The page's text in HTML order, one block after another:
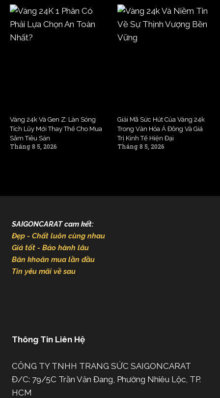
Vàng 24k Và Gen Z: Làn Sóng
Tích Lũy Mới Thay Thế Cho Mua
Sắm Tiêu Sản
Tháng 8 5, 2026
Giải Mã Sức Hút Của Vàng 24k
Trong Văn Hóa Á Đông Và Giá
Trị Kinh Tế Hiện Đại
Tháng 8 5, 2026
SAIGONCARAT cam kết:
Đẹp - Chất luôn cùng nhau
Giá tốt - Bảo hành lâu
Băn khoăn mua lần đầu
Tin yêu mãi về sau
Thông Tin Liên Hệ
CÔNG TY TNHH TRANG SỨC SAIGONCARAT
Đ/C: 79/5C Trần Văn Đang, Phường Nhiêu Lộc, TP.
HCM